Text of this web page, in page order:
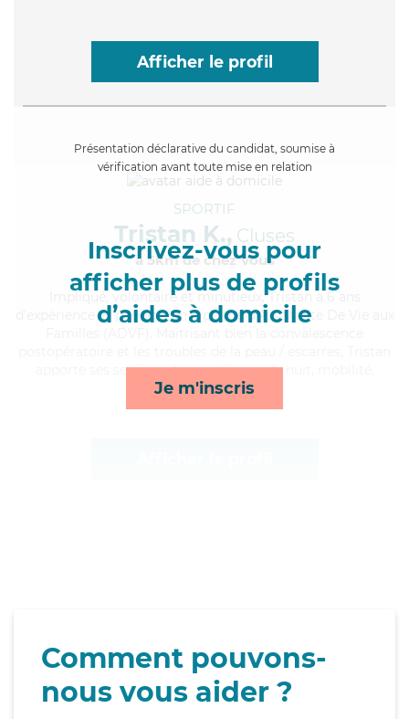
Afficher le profil
Présentation déclarative du candidat, soumise à
vérification avant toute mise en relation
Inscrivez-vous pour
afficher plus de profils
d’aides à domicile
Je m'inscris
SPORTIF
Tristan K., Cluses
à 5km de chez Vous
, volontaire et minutieux, Tristan a 6 ans
d'expérience et possède un diplôme d'Assistante De Vie aux
apporte ses services de surveillance de nuit, mobilité,
rappels et repas*
Comment pouvons-
nous vous aider ?